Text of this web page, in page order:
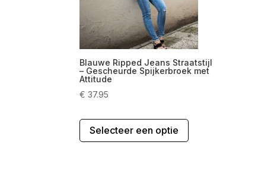
Blauwe Ripped Jeans Straatstijl
– Gescheurde Spijkerbroek met
Attitude
€ 37.95
Selecteer een optie
heeft